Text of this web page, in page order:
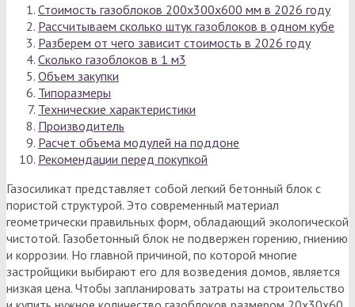
Стоимость газоблоков 200х300х600 мм в 2026 году
Рассчитываем сколько штук газоблоков в одном кубе
Разберем от чего зависит стоимость в 2026 году
Сколько газоблоков в 1 м3
Объем закупки
Типоразмеры
Технические характеристики
Производитель
Расчет объема модулей на поддоне
Рекомендации перед покупкой
Газосиликат представляет собой легкий бетонный блок с
пористой структурой. Это современный материал
геометрически правильных форм, обладающий экологической
чистотой. Газобетонный блок не подвержен горению, гниению
и коррозии. Но главной причиной, по которой многие
застройщики выбирают его для возведения домов, является
низкая цена. Чтобы запланировать затраты на строительство